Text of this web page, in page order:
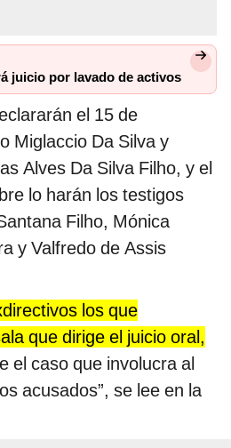
juicio por lavado de activos
el 15 de
Miglaccio Da Silva y
Alves Da Silva Filho, y el
lo harán los testigos
Filho, Mónica
y Valfredo de Assis
los que
que dirige el juicio oral,
el caso que involucra al
acusados”, se lee en la